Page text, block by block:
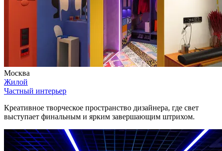
Москва
Жилой
Частный интерьер
Креативное творческое пространство дизайнера, где свет
выступает финальным и ярким завершающим штрихом.